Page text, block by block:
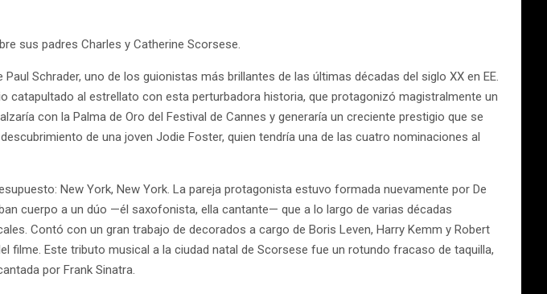
sus padres Charles y Catherine Scorsese.
Schrader, uno de los guionistas más brillantes de las últimas décadas del siglo XX en EE.
catapultado al estrellato con esta perturbadora historia, que protagonizó magistralmente un
con la Palma de Oro del Festival de Cannes y generaría un creciente prestigio que se
de una joven Jodie Foster, quien tendría una de las cuatro nominaciones al
New York, New York. La pareja protagonista estuvo formada nuevamente por De
cuerpo a un dúo —él saxofonista, ella cantante— que a lo largo de varias décadas
Contó con un gran trabajo de decorados a cargo de Boris Leven, Harry Kemm y Robert
Este tributo musical a la ciudad natal de Scorsese fue un rotundo fracaso de taquilla,
por Frank Sinatra.